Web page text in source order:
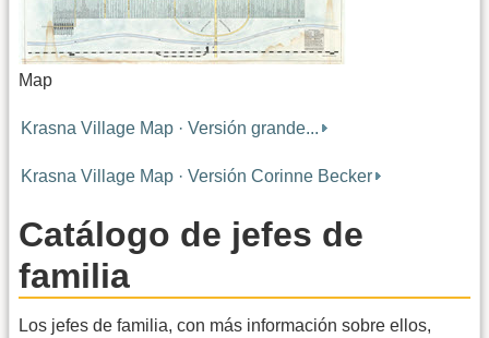
Map
Krasna Village Map · Versión grande...
Krasna Village Map · Versión Corinne Becker
Catálogo de jefes de
familia
Los jefes de familia, con más información sobre ellos,